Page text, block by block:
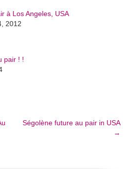
à Los Angeles, USA
2012
pair ! !
Ségolène future au pair in USA
→